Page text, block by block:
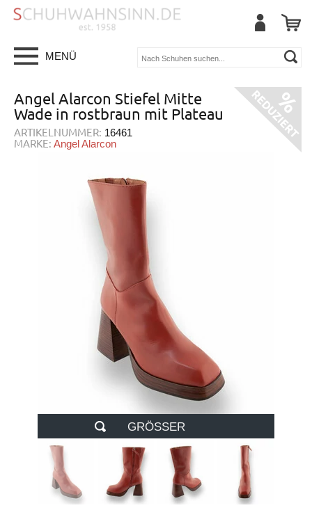
MENÜ
Angel Alarcon Stiefel Mitte
Wade in rostbraun mit Plateau
ARTIKELNUMMER: 16461
MARKE: Angel Alarcon
GRÖSSER